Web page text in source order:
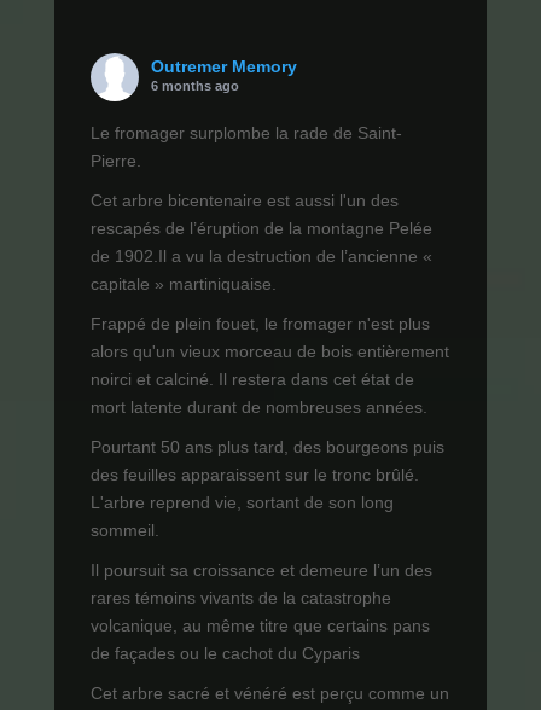
Outremer Memory
6 months ago
Le fromager surplombe la rade de Saint-
Pierre.
Cet arbre bicentenaire est aussi l'un des
rescapés de l’éruption de la montagne Pelée
de 1902.Il a vu la destruction de l’ancienne «
capitale » martiniquaise.
Frappé de plein fouet, le fromager n'est plus
alors qu'un vieux morceau de bois entièrement
noirci et calciné. Il restera dans cet état de
mort latente durant de nombreuses années.
Pourtant 50 ans plus tard, des bourgeons puis
des feuilles apparaissent sur le tronc brûlé.
L'arbre reprend vie, sortant de son long
sommeil.
Il poursuit sa croissance et demeure l’un des
rares témoins vivants de la catastrophe
volcanique, au même titre que certains pans
de façades ou le cachot du Cyparis
Cet arbre sacré et vénéré est perçu comme un